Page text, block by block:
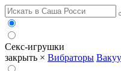
Секс-игрушки
закрыть × Вибраторы